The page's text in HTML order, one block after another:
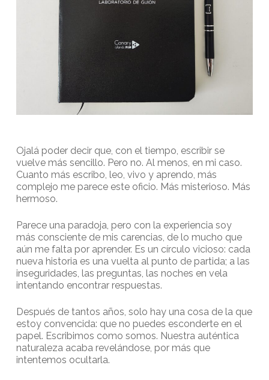
Ojalá poder decir que, con el tiempo, escribir se
vuelve más sencillo. Pero no. Al menos, en mi caso.
Cuanto más escribo, leo, vivo y aprendo, más
complejo me parece este oficio. Más misterioso. Más
hermoso.
Parece una paradoja, pero con la experiencia soy
más consciente de mis carencias, de lo mucho que
aún me falta por aprender. Es un círculo vicioso: cada
nueva historia es una vuelta al punto de partida; a las
inseguridades, las preguntas, las noches en vela
intentando encontrar respuestas.
Después de tantos años, solo hay una cosa de la que
estoy convencida: que no puedes esconderte en el
papel. Escribimos como somos. Nuestra auténtica
naturaleza acaba revelándose, por más que
intentemos ocultarla.